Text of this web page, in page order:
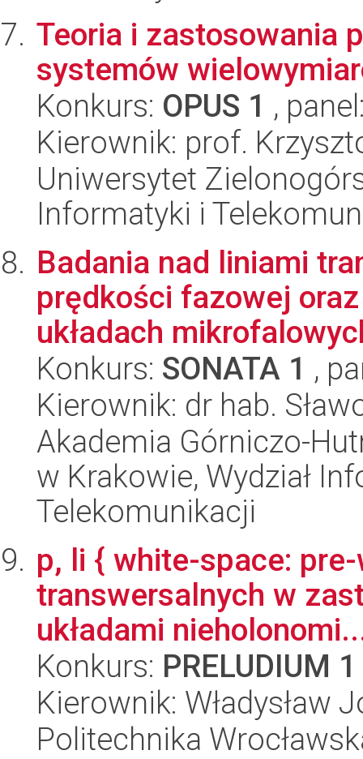
Teoria i zastosowania
systemów
Konkurs: OPUS 1 ,
Kierownik: prof.
Uniwersytet
Informatyki i
Badania nad liniami
prędkości fazowej
układach
Konkurs: SONATA 1 ,
Kierownik: dr hab.
Akademia Górniczo-
w Krakowie, Wydział
Telekomunikacji
p, li { white-space:
transwersalnych w
układami
Konkurs: PRELUDIUM 1
Kierownik: Władysław
Politechnika